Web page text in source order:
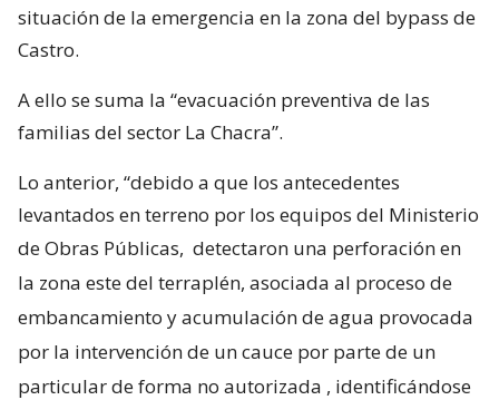
situación de la emergencia en la zona del bypass de
Castro.
A ello se suma la “evacuación preventiva de las
familias del sector La Chacra”.
Lo anterior, “debido a que los antecedentes
levantados en terreno por los equipos del Ministerio
de Obras Públicas, detectaron una perforación en
la zona este del terraplén, asociada al proceso de
embancamiento y acumulación de agua provocada
por la intervención de un cauce por parte de un
particular de forma no autorizada , identificándose